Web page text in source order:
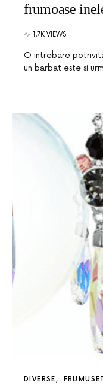
frumoase
1.7K VIEWS
O intrebare
un barbat este si
DIVERSE